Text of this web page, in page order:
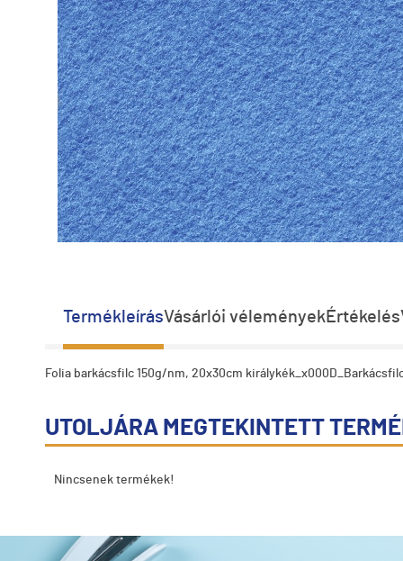
TermékleírásVásárlói véleményekÉrtékelés
Folia barkácsfilc 150g/nm, 20x30cm
UTOLJÁRA MEGTEKINTETT
Nincsenek termékek!